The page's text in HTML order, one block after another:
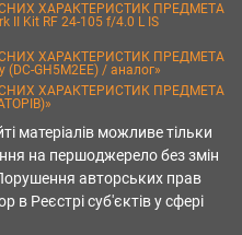
ХАРАКТЕРИСТИК ПРЕДМЕТА
II Kit RF 24-105 f/4.0 L IS
ХАРАКТЕРИСТИК ПРЕДМЕТА
(DC-GH5M2EE) / аналог»
ХАРАКТЕРИСТИК ПРЕДМЕТА
матеріалів можливе тільки
на першоджерело без змін
авторських прав
в Реєстрі суб'єктів у сфері